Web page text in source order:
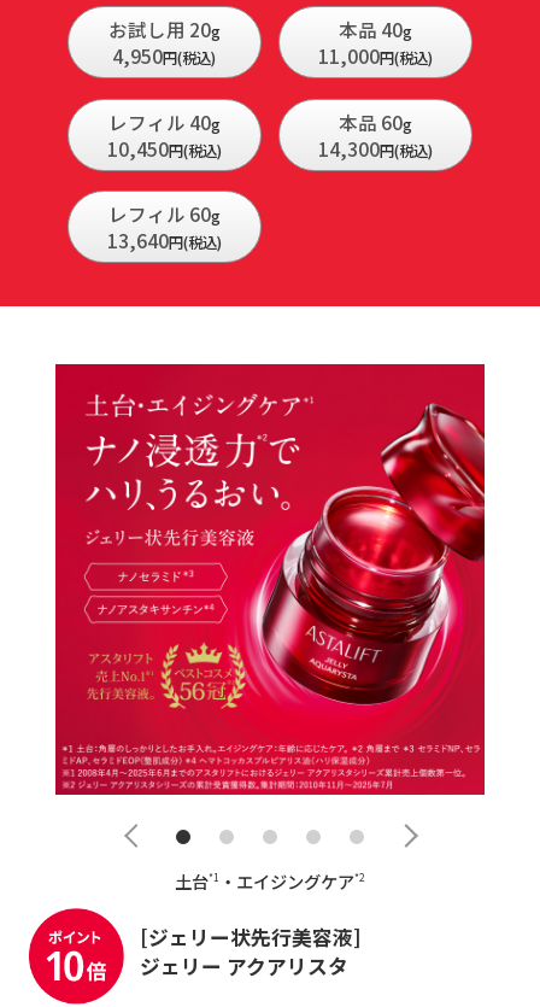
お試し用 20g
4,950円(税込)
本品 40g
11,000円(税込)
レフィル 40g
10,450円(税込)
本品 60g
14,300円(税込)
レフィル 60g
13,640円(税込)
土台*1・エイジングケア*2
[ジェリー状先行美容液]
ジェリー アクアリスタ